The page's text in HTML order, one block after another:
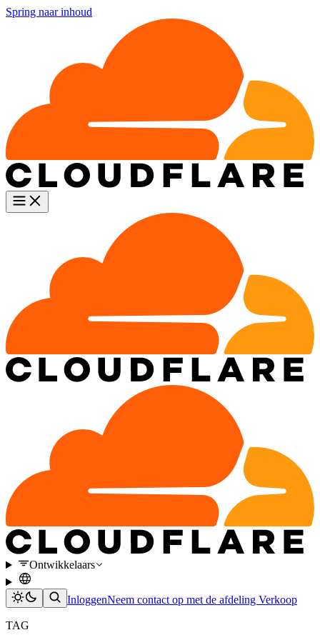
Spring naar inhoud
Ontwikkelaars
InloggenNeem contact op met de afdeling Verkoop
TAG